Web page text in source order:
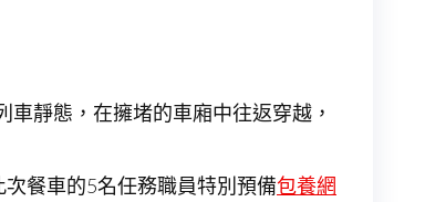
靜態，在擁堵的車廂中往返穿越，
餐車的5名任務職員特別預備包養網